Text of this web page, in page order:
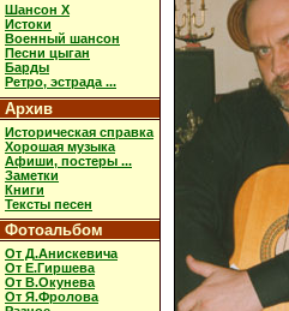
Шансон X
Истоки
Военный шансон
Песни цыган
Барды
Ретро, эстрада ...
Архив
Историческая справка
Хорошая музыка
Афиши, постеры ...
Заметки
Книги
Тексты песен
Фотоальбом
От Д.Анискевича
От Е.Гиршева
От В.Окунева
От Я.Фролова